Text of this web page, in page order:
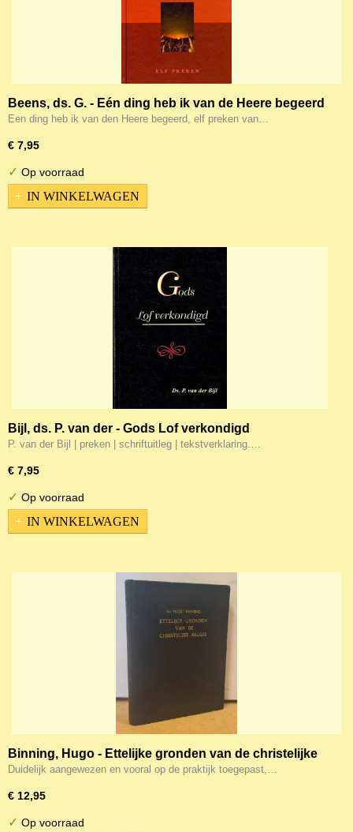
Beens, ds. G. - Eén ding heb ik van de Heere begeerd
Een ding heb ik van den Heere begeerd, elf preken van…
€ 7,95
✓ Op voorraad
IN WINKELWAGEN
Bijl, ds. P. van der - Gods Lof verkondigd
P. van der Bijl | preken | schriftuitleg | tekstverklaring.…
€ 7,95
✓ Op voorraad
IN WINKELWAGEN
Binning, Hugo - Ettelijke gronden van de christelijke
religie
Duidelijk aangewezen en vooral op de praktijk toegepast,…
€ 12,95
✓ Op voorraad